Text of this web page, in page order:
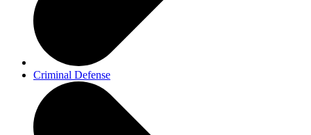
Criminal Defense